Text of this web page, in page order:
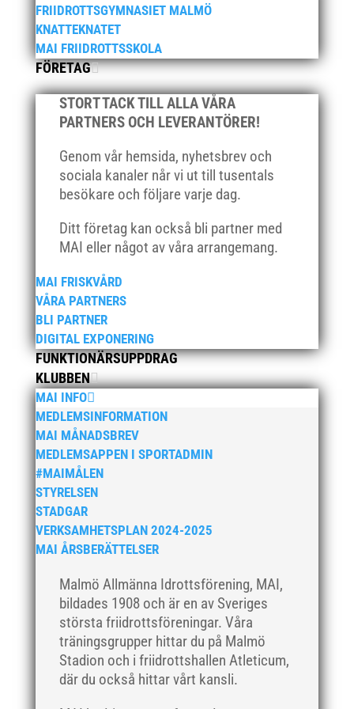
FRIIDROTTSGYMNASIET MALMÖ
KNATTEKNATET
MAI FRIIDROTTSSKOLA
FÖRETAG
STORT TACK TILL ALLA VÅRA
PARTNERS OCH LEVERANTÖRER!
Genom vår hemsida, nyhetsbrev och
sociala kanaler når vi ut till tusentals
besökare och följare varje dag.
Ditt företag kan också bli partner med
MAI eller något av våra arrangemang.
MAI FRISKVÅRD
VÅRA PARTNERS
BLI PARTNER
DIGITAL EXPONERING
FUNKTIONÄRSUPPDRAG
KLUBBEN
MAI INFO
MEDLEMSINFORMATION
MAI MÅNADSBREV
MEDLEMSAPPEN I SPORTADMIN
#MAIMÅLEN
STYRELSEN
STADGAR
VERKSAMHETSPLAN 2024-2025
MAI ÅRSBERÄTTELSER
Malmö Allmänna Idrottsförening, MAI,
bildades 1908 och är en av Sveriges
största friidrottsföreningar. Våra
träningsgrupper hittar du på Malmö
Stadion och i friidrottshallen Atleticum,
där du också hittar vårt kansli.
juli 2025
april 2025
mars 2025
oktober 2024
september 2024
augusti 2024
juni 2024
april 2024
mars 2024
februari 2024
december 2023
maj 2023
april 2023
januari 2023
november 2022
oktober 2022
september 2022
augusti 2022
juni 2022
april 2022
mars 2022
januari 2022
december 2021
november 2021
oktober 2021
september 2021
juni 2021